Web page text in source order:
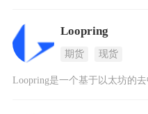
Loopring
期货 现货